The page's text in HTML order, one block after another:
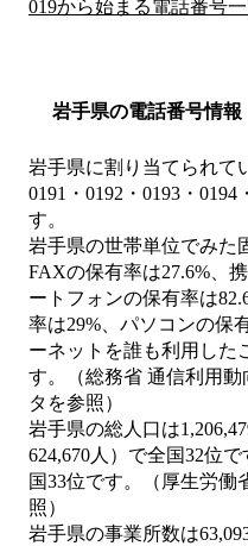
019から始まる電話番号
岩手県の電話番号情報
岩手県に割り当てられて
0191・0192・0193・0194
す。
岩手県の世帯単位でみた
FAXの保有率は27.6%、
ートフォンの保有率は
率は29%、パソコンの保
ーネットを誰も利用した
す。（総務省 通信利用
タを参照）
岩手県の総人口は
624,670人）で全国32位
国33位です。（厚生労働
照）
岩手県の事業所数は